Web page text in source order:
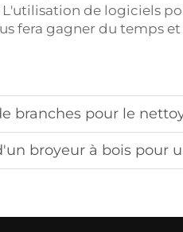
de logiciels
fera gagner du temps
le nettoyage après une tempête et
à bois pour un